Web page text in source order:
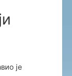
је